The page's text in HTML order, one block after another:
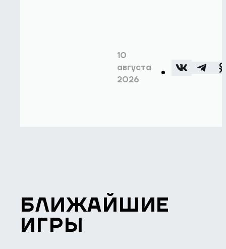
10
августа
2026
БЛИЖАЙШИЕ
ИГРЫ